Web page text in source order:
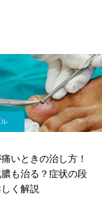
ル
いときの治し方！
も治る？症状の段
く解説